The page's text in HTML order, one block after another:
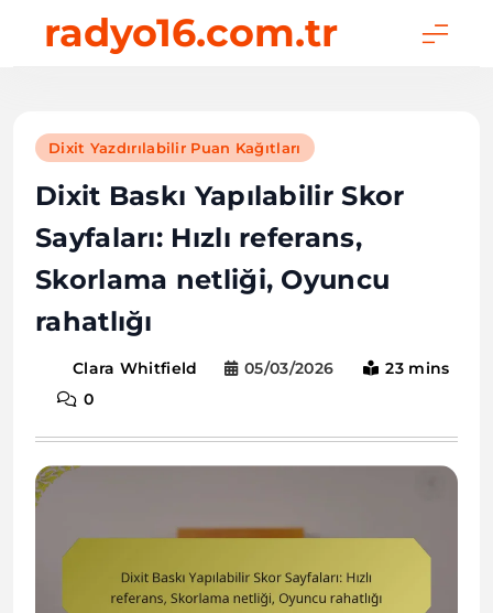
radyo16.com.tr
Dixit Yazdırılabilir Puan Kağıtları
Dixit Baskı Yapılabilir Skor
Sayfaları: Hızlı referans,
Skorlama netliği, Oyuncu
rahatlığı
Clara Whitfield 05/03/2026
23 mins
0